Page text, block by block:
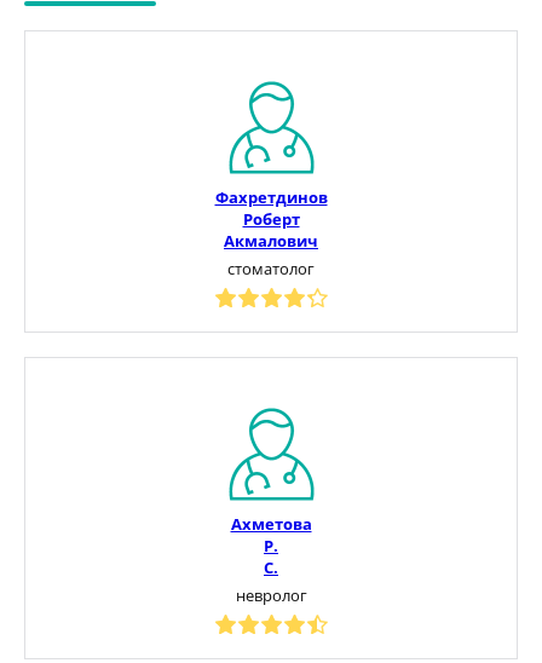
Фахретдинов
Роберт
Акмалович
стоматолог
Ахметова
Р.
С.
невролог